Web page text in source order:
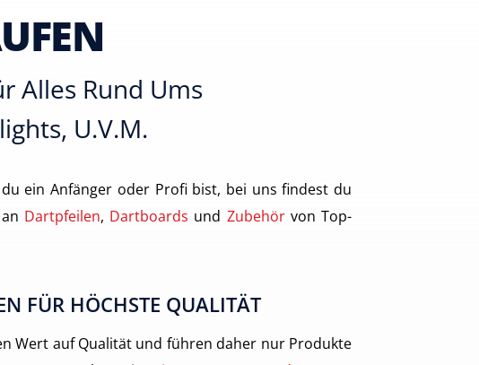
Alles Rund Ums
U.v.m.
ein Anfänger oder Profi bist, bei uns findest du
Dartpfeilen, Dartboards und Zubehörvon Top-
FÜR HÖCHSTE QUALITÄT
Wert auf Qualität und führen daher nur Produkte